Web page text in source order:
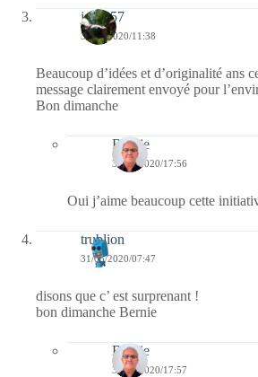
jazzy57
31/05/2020/11:38
Beaucoup d’idées et d’originalité ans
message clairement envoyé pour
Bon dimanche
Bernie
31/05/2020/17:56
Oui j’aime beaucoup cette
trublion
31/05/2020/07:47
disons que c’ est surprenant !
bon dimanche Bernie
Bernie
31/05/2020/17:57